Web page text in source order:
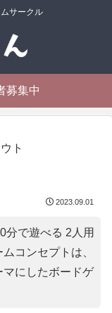
サークル
募集中
ト
2023.09.01
分で遊べる 2人用
コンセプトは、
マにしたボードゲ